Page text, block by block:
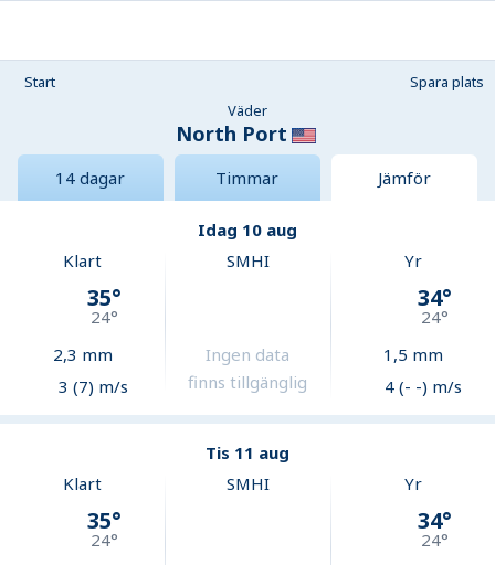
Start
Spara plats
Väder
North Port
14 dagar Timmar Jämför
Idag 10 aug
Klart
35°
24°
2,3 mm
3 (7) m/s
SMHI
Ingen data
finns tillgänglig
Yr
34°
24°
1,5 mm
4 (- -) m/s
Tis 11 aug
Klart
35°
24°
SMHI Yr
34°
24°